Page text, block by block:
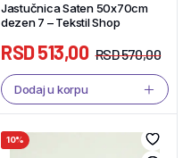
Jastučnica Saten 50x70cm
dezen 7 – Tekstil Shop
RSD570,00
RSD513,00
Dodaj u korpu
10%